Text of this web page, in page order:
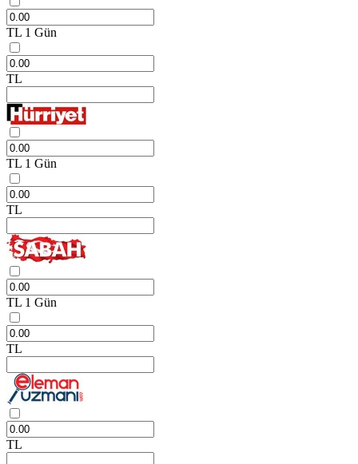
TL 1 Gün
TL
TL 1 Gün
TL
TL 1 Gün
TL
TL